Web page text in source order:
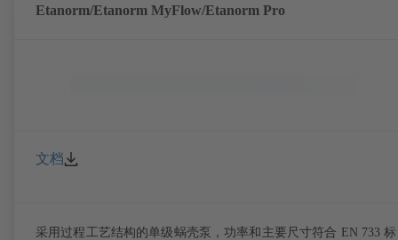
Etanorm/Etanorm MyFlow/Etanorm Pro
文档
采用过程工艺结构的单级蜗壳泵，功率和主要尺寸符合 EN 733 标